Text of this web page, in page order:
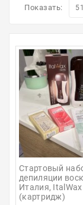
депиляции
Для
Подарочные
сертификаты
Подарочная
упаковка
Показать:
Стартовый
депиляции
Италия, ItalWax
(картридж)